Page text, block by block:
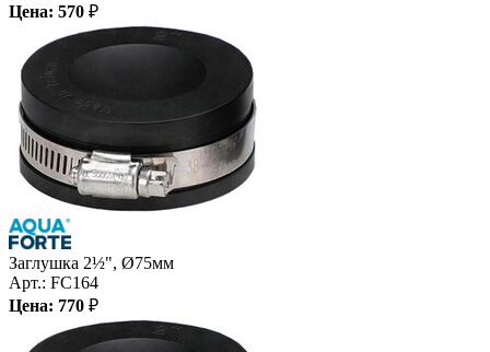
Цена: 570 ₽
Заглушка 2½", Ø75мм
Арт.: FC164
Цена: 770 ₽